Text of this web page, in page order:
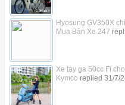
Hyosung GV350X
Mua Bán Xe 247
Xe tay ga 50cc Fi
Kymco replied 31/7/